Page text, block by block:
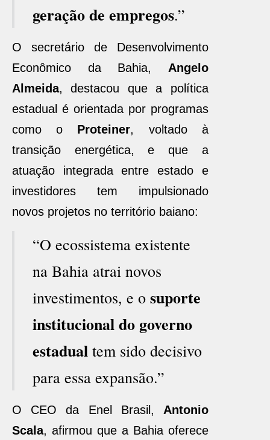
geração de empregos.”
O secretário de Desenvolvimento
Econômico da Bahia, Angelo
Almeida, destacou que a política
estadual é orientada por programas
como o Proteiner, voltado à
transição energética, e que a
atuação integrada entre estado e
investidores tem impulsionado
novos projetos no território baiano:
“O ecossistema existente
na Bahia atrai novos
investimentos, e o suporte
institucional do governo
estadual tem sido decisivo
para essa expansão.”
O CEO da Enel Brasil, Antonio
Scala, afirmou que a Bahia oferece